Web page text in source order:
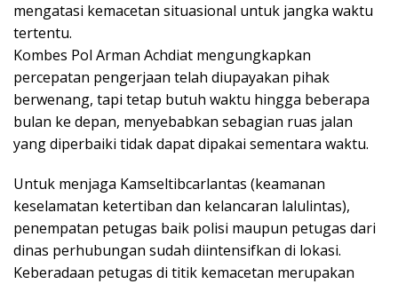
mengatasi kemacetan situasional untuk jangka waktu
tertentu.
Kombes Pol Arman Achdiat mengungkapkan
percepatan pengerjaan telah diupayakan pihak
berwenang, tapi tetap butuh waktu hingga beberapa
bulan ke depan, menyebabkan sebagian ruas jalan
yang diperbaiki tidak dapat dipakai sementara waktu.
Untuk menjaga Kamseltibcarlantas (keamanan
keselamatan ketertiban dan kelancaran lalulintas),
penempatan petugas baik polisi maupun petugas dari
dinas perhubungan sudah diintensifkan di lokasi.
Keberadaan petugas di titik kemacetan merupakan